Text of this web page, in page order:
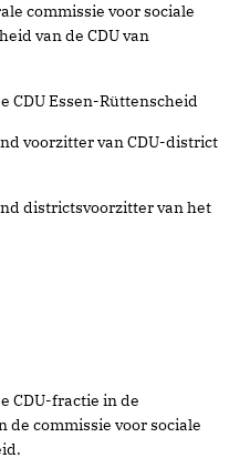
commissie voor sociale
van de CDU van
CDU Essen-Rüttenscheid
voorzitter van CDU-district
districtsvoorzitter van het
CDU-fractie in de
de commissie voor sociale